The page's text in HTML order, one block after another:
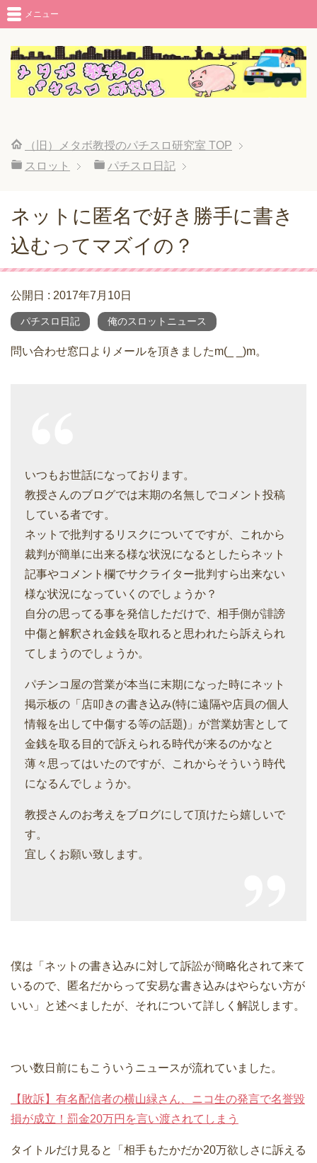
メニュー
（旧）メタボ教授のパチスロ研究室 TOP
スロット
パチスロ日記
ネットに匿名で好き勝手に書き
込むってマズイの？
公開日 : 2017年7月10日
パチスロ日記 俺のスロットニュース
問い合わせ窓口よりメールを頂きましたm(_ _)m。
いつもお世話になっております。
教授さんのブログでは末期の名無しでコメント投稿
している者です。
ネットで批判するリスクについてですが、これから
裁判が簡単に出来る様な状況になるとしたらネット
記事やコメント欄でサクライター批判すら出来ない
様な状況になっていくのでしょうか？
自分の思ってる事を発信しただけで、相手側が誹謗
中傷と解釈され金銭を取れると思われたら訴えられ
てしまうのでしょうか。
パチンコ屋の営業が本当に末期になった時にネット
掲示板の「店叩きの書き込み(特に遠隔や店員の個人
情報を出して中傷する等の話題)」が営業妨害として
金銭を取る目的で訴えられる時代が来るのかなと
薄々思ってはいたのですが、これからそういう時代
になるんでしょうか。
教授さんのお考えをブログにして頂けたら嬉しいで
す。
宜しくお願い致します。
僕は「ネットの書き込みに対して訴訟が簡略化されて来て
いるので、匿名だからって安易な書き込みはやらない方が
いい」と述べましたが、それについて詳しく解説します。
つい数日前にもこういうニュースが流れていました。
【敗訴】有名配信者の横山緑さん、ニコ生の発言で名誉毀
損が成立！罰金20万円を言い渡されてしまう
タイトルだけ見ると「相手もたかだか20万欲しさに訴える